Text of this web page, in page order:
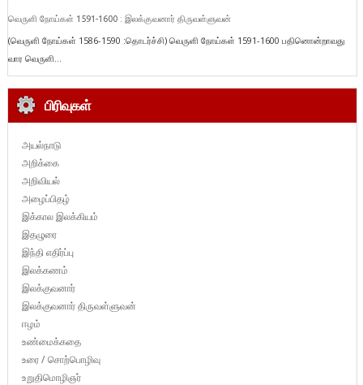
வெருளி நோய்கள் 1591-1600 : இலக்குவனார் திருவள்ளுவன்
(வெருளி நோய்கள் 1586-1590 :தொடர்ச்சி) வெருளி நோய்கள் 1591-1600 பதினொன்றாவது
வார வெருளி...
பிரிவுகள்
அயல்நாடு
அறிக்கை
அறிவியல்
அழைப்பிதழ்
இக்கால இலக்கியம்
இதழுரை
இந்தி எதிர்ப்பு
இலக்கணம்
இலக்குவனார்
இலக்குவனார் திருவள்ளுவன்
ஈழம்
உண்மைக்கதை
உரை / சொற்பொழிவு
உறுதிமொழிஞர்